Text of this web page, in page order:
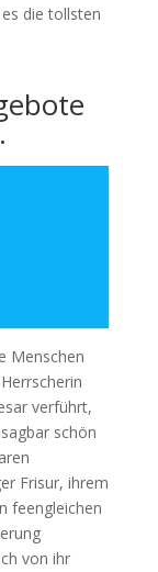
die tollsten
Menschen
verführt,
schön
Frisur, ihrem
feengleichen
von ihr